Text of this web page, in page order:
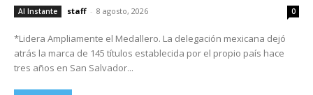
Al Instante staff - 8 agosto, 2026 0
*Lidera Ampliamente el Medallero. La delegación mexicana dejó
atrás la marca de 145 títulos establecida por el propio país hace
tres años en San Salvador...